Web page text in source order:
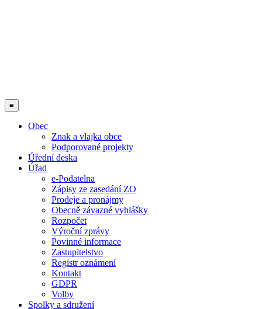
≡
Obec
Znak a vlajka obce
Podporované projekty
Úřední deska
Úřad
e-Podatelna
Zápisy ze zasedání ZO
Prodeje a pronájmy
Obecně závazné vyhlášky
Rozpočet
Výroční zprávy
Povinné informace
Zastupitelstvo
Registr oznámení
Kontakt
GDPR
Volby
Spolky a sdružení